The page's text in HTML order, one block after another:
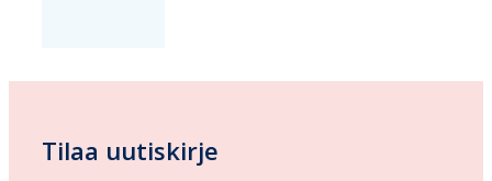
Tilaa uutiskirje